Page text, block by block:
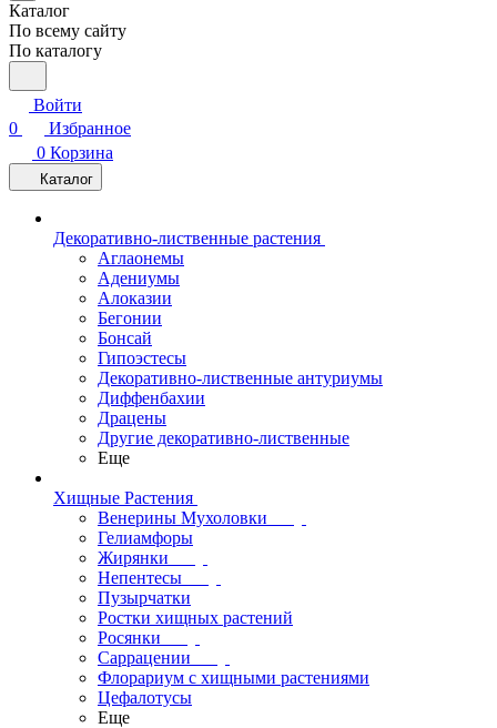
Каталог
По всему сайту
По каталогу
Войти
0
Избранное
0 Корзина
Каталог
Декоративно-лиственные растения
Аглаонемы
Адениумы
Алоказии
Бегонии
Бонсай
Гипоэстесы
Декоративно-лиственные антуриумы
Диффенбахии
Драцены
Другие декоративно-лиственные
Еще
Хищные Растения
Венерины Мухоловки
Гелиамфоры
Жирянки
Непентесы
Пузырчатки
Ростки хищных растений
Росянки
Саррацении
Флорариум с хищными растениями
Цефалотусы
Еще